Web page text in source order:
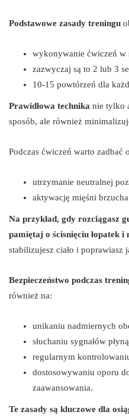
Podstawowe zasady treningu
wykonywanie ćwiczeń w
zazwyczaj są to 2 lub 3
10-15 powtórzeń dla
Prawidłowa technika nie tylko
sposób, ale również
Podczas ćwiczeń warto zadbać
utrzymanie neutralnej
aktywację mięśni
Na przykład, gdy rozciągasz
pamiętaj o ścisnięciu łopatek i
stabilizujesz ciało i poprawiasz
Bezpieczeństwo podczas
również na:
unikaniu nadmiernych
słuchaniu sygnałów
regularnym
dostosowywaniu oporu
zaawansowania.
Te zasady są kluczowe dla